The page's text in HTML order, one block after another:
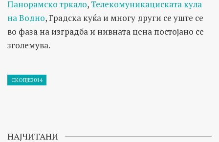
Панорамско тркало, Телекомуникациската кула
на Водно, Градска куќа и многу други се уште се
во фаза на изградба и нивната цена постојано се
зголемува.
СКОПЈЕ2014
НАЈЧИТАНИ